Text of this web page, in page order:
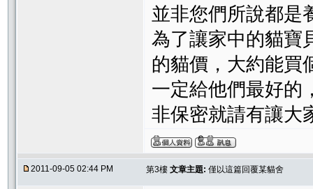
並非您們所說都是
為了讓家中的貓寶
的貓價，大約能買
一定給他們最好的
非保密就請有讓大
2011-09-05 02:44 PM 第3樓 文章主題: 僅以這篇回覆某貓舍